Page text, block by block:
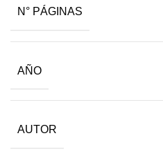
N° PÁGINAS
AÑO
AUTOR